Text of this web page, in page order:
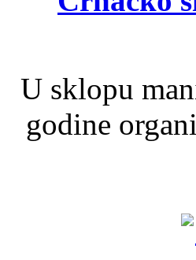
U sklopu
godine